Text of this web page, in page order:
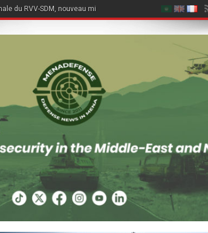
du RVV-SDM, nouveau missile air-air du Su-57E